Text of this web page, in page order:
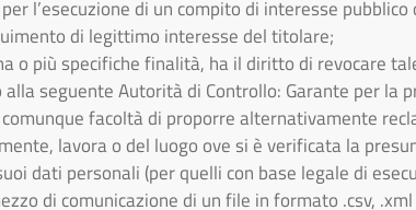
l’esecuzione di un compito di interesse pubblico
di legittimo interesse del titolare;
o più specifiche finalità, ha il diritto di revocare
alla seguente Autorità di Controllo: Garante per la
facoltà di proporre alternativamente
lavora o del luogo ove si è verificata la
dati personali (per quelli con base legale di
di comunicazione di un file in formato .csv,